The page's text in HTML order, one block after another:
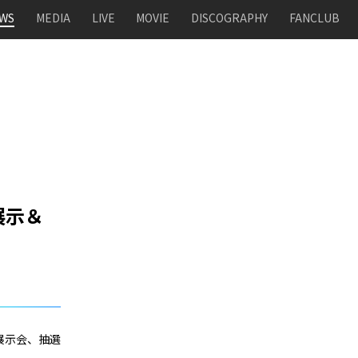
MEDIA LIVE MOVIE DISCOGRAPHY FANCLUB
＆
示会、抽選